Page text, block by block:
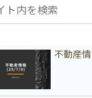
不動産